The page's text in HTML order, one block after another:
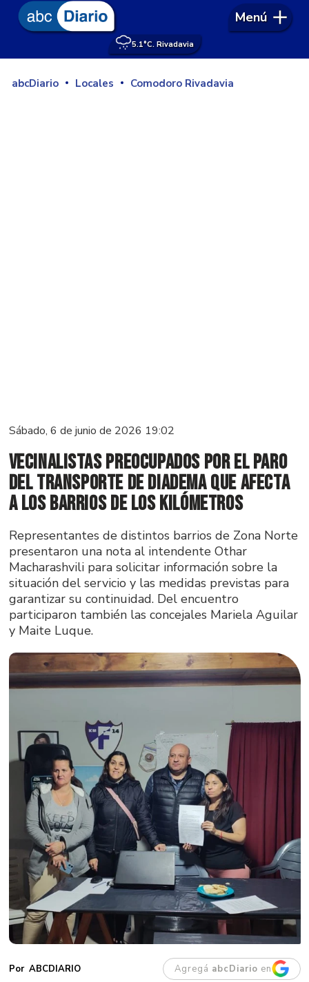
5.1°C. Rivadavia
Menú
abcDiario Locales Comodoro Rivadavia
Sábado, 6 de junio de 2026 19:02
Vecinalistas preocupados por el paro
del transporte de Diadema que afecta
a los barrios de los kilómetros
Representantes de distintos barrios de Zona Norte
presentaron una nota al intendente Othar
Macharashvili para solicitar información sobre la
situación del servicio y las medidas previstas para
garantizar su continuidad. Del encuentro
participaron también las concejales Mariela Aguilar
y Maite Luque.
ABCDIARIO Agregá abcDiario en